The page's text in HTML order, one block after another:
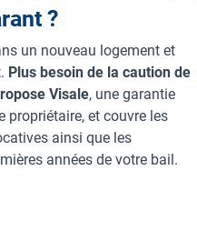
?
un nouveau logement et
Plus besoin de la caution de
Visale, une garantie
propriétaire, et couvre les
ainsi que les
années de votre bail.